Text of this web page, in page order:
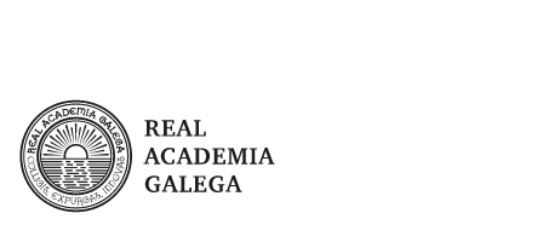
Real Academia Galega